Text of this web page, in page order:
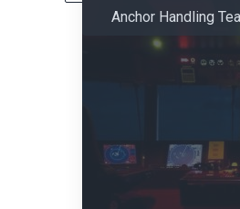
Anchor Handling